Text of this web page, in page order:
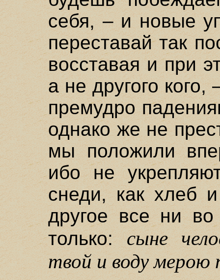
себя, – и новые
переставай так
восставая и при
а не другого
премудро
однако же не
мы положили
ибо не
снеди, как хлеб
другое все ни
только:сыне
твой и воду мерою